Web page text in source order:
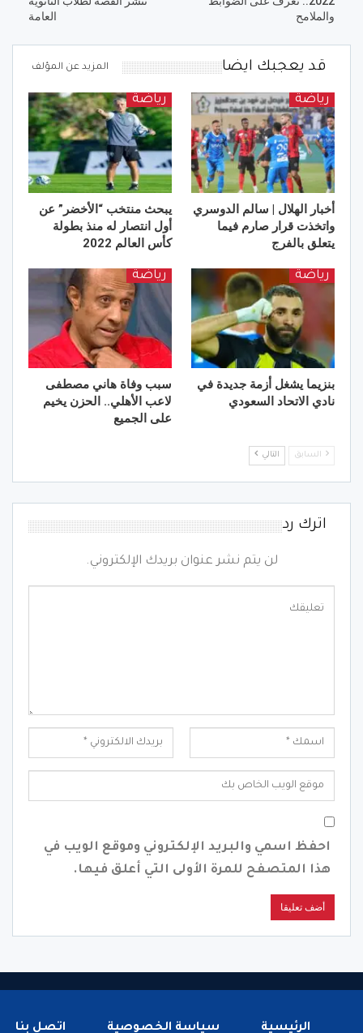
والملامح
العامة
قد يعجبك ايضا المزيد عن المؤلف
رياضة
أخبار الهلال | سالم الدوسري
واتخذت قرار صارم فيما
يتعلق بالفرج
رياضة
يبحث منتخب “الأخضر” عن
أول انتصار له منذ بطولة
كأس العالم 2022
رياضة
بنزيما يشغل أزمة جديدة في
نادي الاتحاد السعودي
رياضة
سبب وفاة هاني مصطفى
لاعب الأهلي.. الحزن يخيم
على الجميع
السابق التالي
اترك رد
لن يتم نشر عنوان بريدك الإلكتروني.
احفظ اسمي والبريد الإلكتروني وموقع الويب في
هذا المتصفح للمرة الأولى التي أعلق فيها.
الرئيسية سياسة الخصوصية اتصل بنا